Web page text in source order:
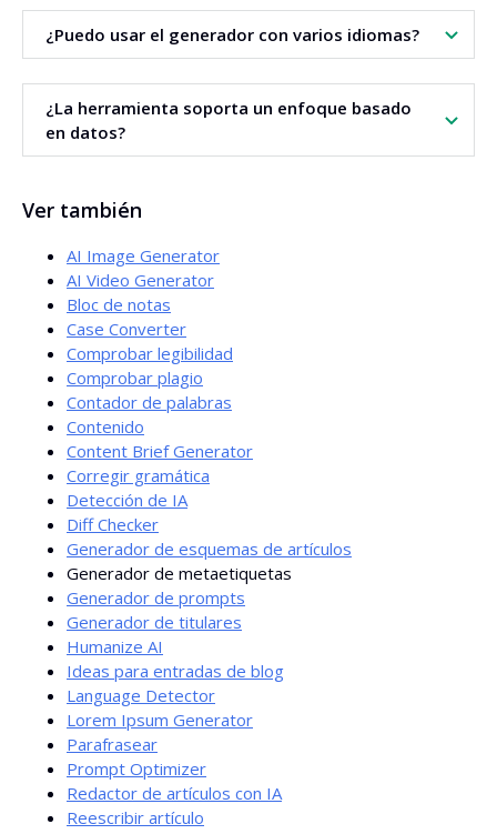
El contador minimiza el riesgo de que los fragmentos se
recorten. Facilita la adaptación del ancho a los estándares
de los resultados.
¿Puedo usar el generador con varios idiomas?
Sí. Hay ajustes de idioma y detección de idioma
disponibles. La traducción es opcional.
¿La herramienta soporta un enfoque basado
en datos?
resultados de búsqueda
Ver también
AI Image Generator
AI Video Generator
Bloc de notas
Case Converter
Comprobar legibilidad
Comprobar plagio
Contador de palabras
Contenido
Content Brief Generator
Corregir gramática
Detección de IA
Diff Checker
Generador de esquemas de artículos
Generador de metaetiquetas
Generador de prompts
Generador de titulares
Humanize AI
Ideas para entradas de blog
Language Detector
Lorem Ipsum Generator
Parafrasear
Prompt Optimizer
Redactor de artículos con IA
Reescribir artículo